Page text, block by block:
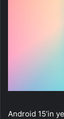
Android 15’in